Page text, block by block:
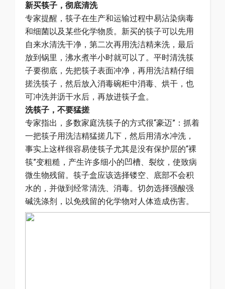
新买筷子，彻底清洗
专家提醒，筷子在生产和运输过程中易沾染病毒
和细菌以及某些化学物质。新买的筷子可以先用
自来水清洗干净，第二次再用洗洁精来洗，最后
放到锅里，沸水煮半小时就可以了。平时清洗筷
子要彻底，先把筷子表面冲净，再用洗洁精仔细
搓洗筷子，然后放入消毒碗柜中消毒、烘干，也
可冲洗并沥干水后，再放进筷子盒。
洗筷子，不要猛搓
专家指出，多数家庭洗筷子的方式很“豪迈”：抓着
一把筷子用洗洁精猛搓几下，然后用清水冲洗，
事实上这样很容易使筷子尤其是没有保护层的“裸
筷”变粗糙，产生许多细小的凹槽、裂纹，使致病
微生物残留。筷子盒应该选择镂空、底部不会积
水的，并做到经常清洗、消毒。切勿选择强酸强
碱洗涤剂，以免残留的化学物对人体造成伤害。